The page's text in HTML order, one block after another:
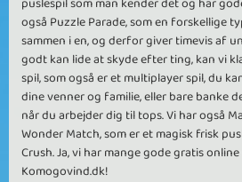
også Puzzle Parade, som en forskellige
sammen i en, og derfor giver timevis af
godt kan lide at skyde efter ting, kan vi
spil, som også er et multiplayer spil, du
dine venner og familie, eller bare banke
når du arbejder dig til tops. Vi har også
Wonder Match, som er et magisk frisk
Crush. Ja, vi har mange gode gratis
Komogovind.dk!